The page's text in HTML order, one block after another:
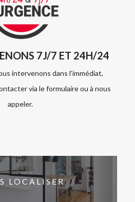
7J/7 ET 24H/24
intervenons dans l’immédiat,
via le formulaire ou à nous
appeler.
LOCALISER